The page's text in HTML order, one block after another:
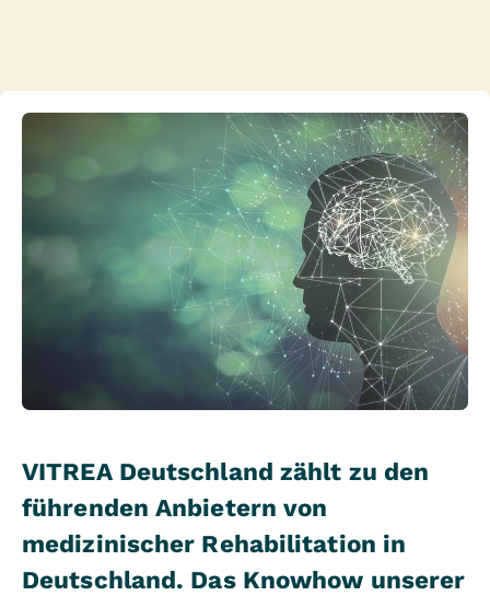
VITREA Deutschland zählt zu den
führenden Anbietern von
medizinischer Rehabilitation in
Deutschland. Das Knowhow unserer